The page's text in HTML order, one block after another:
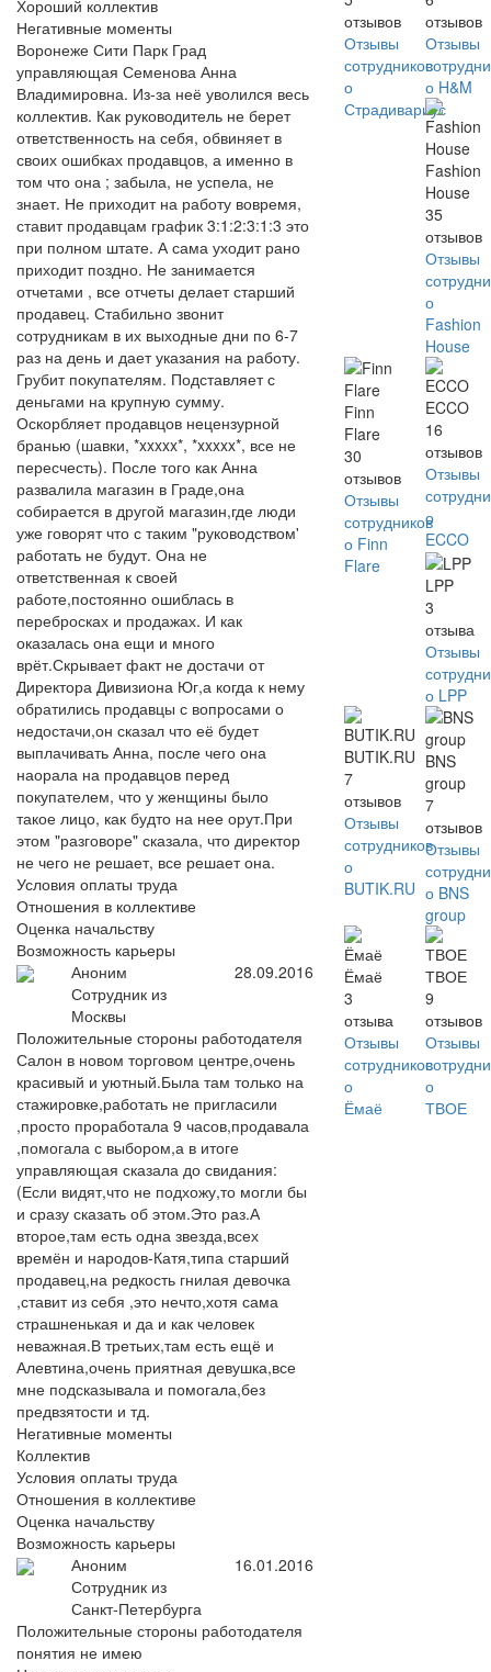
Хороший коллектив
Негативные моменты
Воронеже Сити Парк Град
управляющая Семенова Анна
Владимировна. Из-за неё уволился весь
коллектив. Как руководитель не берет
ответственность на себя, обвиняет в
своих ошибках продавцов, а именно в
том что она ; забыла, не успела, не
знает. Не приходит на работу вовремя,
ставит продавцам график 3:1:2:3:1:3 это
при полном штате. А сама уходит рано
приходит поздно. Не занимается
отчетами , все отчеты делает старший
продавец. Стабильно звонит
сотрудникам в их выходные дни по 6-7
раз на день и дает указания на работу.
Грубит покупателям. Подставляет с
деньгами на крупную сумму.
Оскорбляет продавцов нецензурной
бранью (шавки, *xxxxx*, *xxxxx*, все не
пересчесть). После того как Анна
развалила магазин в Граде,она
собирается в другой магазин,где люди
уже говорят что с таким "руководством'
работать не будут. Она не
ответственная к своей
работе,постоянно ошиблась в
перебросках и продажах. И как
оказалась она ещи и много
врёт.Скрывает факт не достачи от
Директора Дивизиона Юг,а когда к нему
обратились продавцы с вопросами о
недостачи,он сказал что её будет
выплачивать Анна, после чего она
наорала на продавцов перед
покупателем, что у женщины было
такое лицо, как будто на нее орут.При
этом "разговоре" сказала, что директор
не чего не решает, все решает она.
Условия оплаты труда
Отношения в коллективе
Оценка начальству
Возможность карьеры
Аноним
Сотрудник из
Москвы
28.09.2016
Положительные стороны работодателя
Салон в новом торговом центре,очень
красивый и уютный.Была там только на
стажировке,работать не пригласили
,просто проработала 9 часов,продавала
,помогала с выбором,а в итоге
управляющая сказала до свидания:
(Если видят,что не подхожу,то могли бы
и сразу сказать об этом.Это раз.А
второе,там есть одна звезда,всех
времён и народов-Катя,типа старший
продавец,на редкость гнилая девочка
,ставит из себя ,это нечто,хотя сама
страшненькая и да и как человек
неважная.В третьих,там есть ещё и
Алевтина,очень приятная девушка,все
мне подсказывала и помогала,без
предвзятости и тд.
Негативные моменты
Коллектив
Условия оплаты труда
Отношения в коллективе
Оценка начальству
Возможность карьеры
Аноним
Сотрудник из
Санкт-Петербурга
16.01.2016
Положительные стороны работодателя
понятия не имею
отзывов
Отзывы
сотрудников
о
Страдивариус
отзывов
Отзывы
о H&M
Fashion
House
35
отзывов
Отзывы
о
Fashion
House
Finn
Flare
30
отзывов
Отзывы
сотрудников
о Finn
Flare
ECCO
16
отзывов
Отзывы
о
ECCO
LPP
3
отзыва
Отзывы
о LPP
BUTIK.RU
7
отзывов
Отзывы
сотрудников
о
BUTIK.RU
BNS
group
7
отзывов
Отзывы
о BNS
group
Ёмаё
3
отзыва
Отзывы
сотрудников
о
Ёмаё
ТВОЕ
9
отзывов
Отзывы
о
ТВОЕ